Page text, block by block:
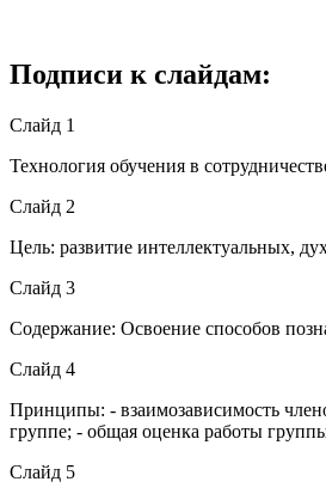
Подписи к слайдам:
Слайд 1
Технология обучения в
Слайд 2
Цель: развитие интеллектуальных,
Слайд 3
Содержание: Освоение способов
Слайд 4
Принципы: - взаимозависимость
группе; - общая оценка работы
Слайд 5